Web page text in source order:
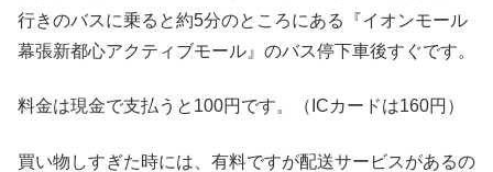
行きのバスに乗ると約5分のところにある『イオンモール
幕張新都心アクティブモール』のバス停下車後すぐです。
料金は現金で支払うと100円です。（ICカードは160円）
買い物しすぎた時には、有料ですが配送サービスがあるの